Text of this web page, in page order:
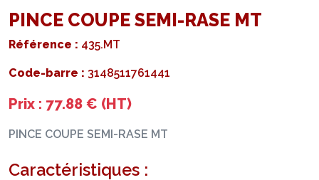
PINCE COUPE SEMI-RASE MT
Référence : 435.MT
Code-barre : 3148511761441
Prix : 77.88 € (HT)
PINCE COUPE SEMI-RASE MT
Caractéristiques :